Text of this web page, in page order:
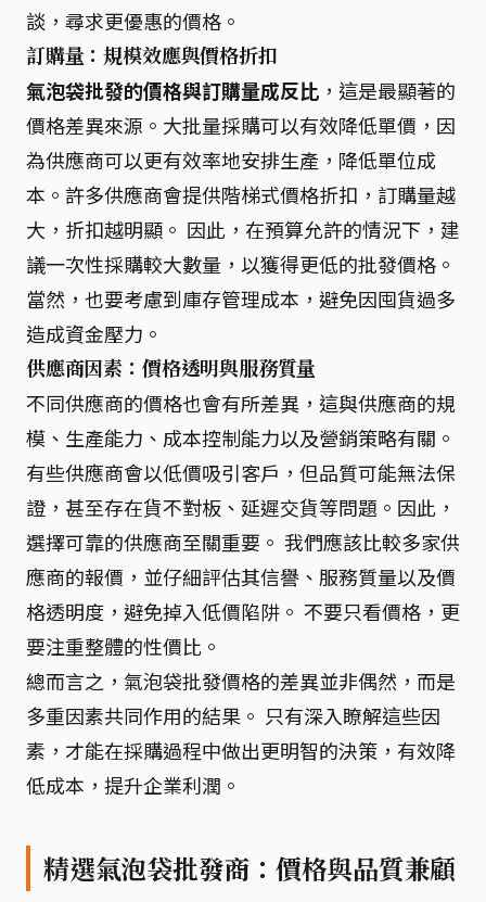
談，尋求更優惠的價格。
訂購量：規模效應與價格折扣
氣泡袋批發的價格與訂購量成反比 ，這是最顯著的
價格差異來源。大批量採購可以有效降低單價，因
為供應商可以更有效率地安排生產，降低單位成
本。許多供應商會提供階梯式價格折扣，訂購量越
大，折扣越明顯。 因此，在預算允許的情況下，建
議一次性採購較大數量，以獲得更低的批發價格。
當然，也要考慮到庫存管理成本，避免因囤貨過多
造成資金壓力。
供應商因素：價格透明與服務質量
不同供應商的價格也會有所差異，這與供應商的規
模、生產能力、成本控制能力以及營銷策略有關。
有些供應商會以低價吸引客戶，但品質可能無法保
證，甚至存在貨不對板、延遲交貨等問題。因此，
選擇可靠的供應商至關重要。 我們應該比較多家供
應商的報價，並仔細評估其信譽、服務質量以及價
格透明度，避免掉入低價陷阱。 不要只看價格，更
要注重整體的性價比。
總而言之，氣泡袋批發價格的差異並非偶然，而是
多重因素共同作用的結果。 只有深入瞭解這些因
素，才能在採購過程中做出更明智的決策，有效降
低成本，提升企業利潤。
精選氣泡袋批發商：價格與品質兼顧